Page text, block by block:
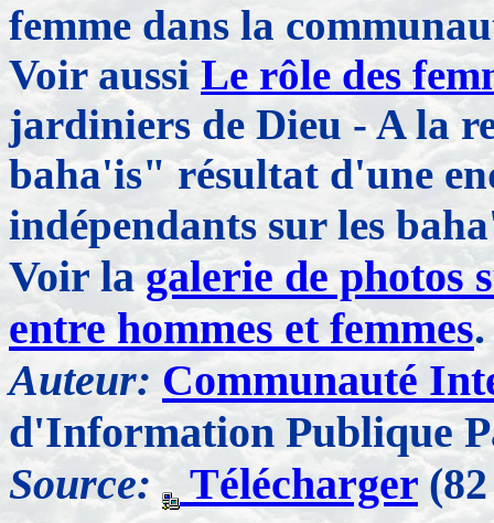
femme dans la
Voir aussiLe rôle des
jardiniers de Dieu - A la
baha'is" résultat d'une
indépendants sur les
Voir lagalerie de photos
entre hommes et femmes.
Auteur: Communauté
d'Information Publique
Source:
Télécharger